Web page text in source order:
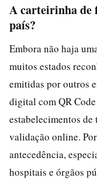
A carteirinha de
país?
Embora não haja
muitos estados
emitidas por outros
digital com QR
estabelecimentos
validação online.
antecedência,
hospitais e órgãos